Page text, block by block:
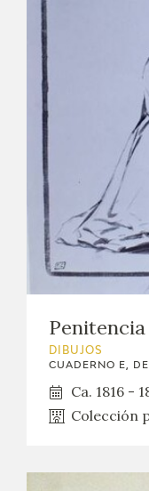
Penitencia
DIBUJOS
CUADERNO E,
Ca. 1816 -
Colección